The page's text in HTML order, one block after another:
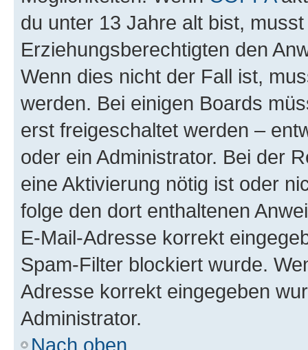
du unter 13 Jahre alt bist,
Erziehungsberechtigten den
Wenn dies nicht der Fall ist,
werden. Bei einigen Boards
erst freigeschaltet werden –
oder ein Administrator. Bei der
eine Aktivierung nötig ist oder
folge den dort enthaltenen
E-Mail-Adresse korrekt
Spam-Filter blockiert wurde.
Adresse korrekt eingegeben
Administrator.
Nach oben